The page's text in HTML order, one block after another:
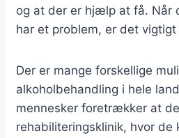
og at der er hjælp at få. Når
har et problem, er det
Der er mange forskellige
alkoholbehandling i hele
mennesker foretrækker at
rehabiliteringsklinik, hvor de